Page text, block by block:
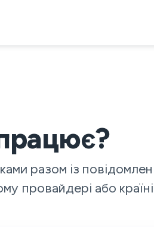
разом із
провайдері або